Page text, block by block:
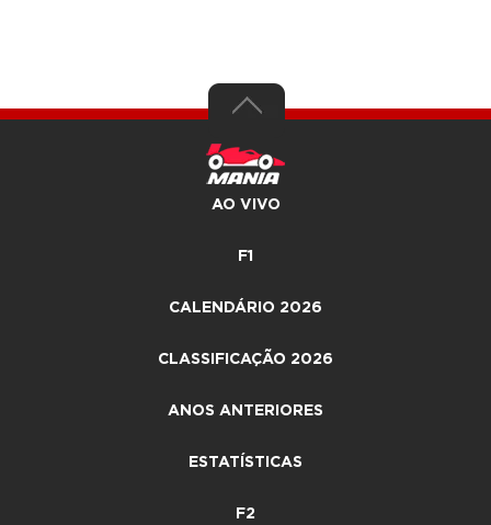
AO VIVO
F1
CALENDÁRIO 2026
CLASSIFICAÇÃO 2026
ANOS ANTERIORES
ESTATÍSTICAS
F2